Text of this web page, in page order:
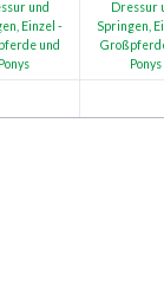
und
Einzel -
und
Ponys
Dressur
Springen,
Ponys